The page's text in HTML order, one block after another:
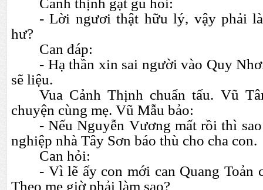
- Lời ngươi thật hữu lý, vậy phải
hư?
Can đáp:
- Hạ thần xin sai người vào Quy
sẽ liệu.
Vua Cảnh Thịnh chuẩn tấu. Vũ
chuyện cùng mẹ. Vũ Mẫu bảo:
- Nếu Nguyễn Vương mất rồi thì
nghiệp nhà Tây Sơn báo thù cho cha con.
Can hỏi:
- Vì lẽ ấy con mới can Quang Toản
Theo mẹ giờ phải làm sao?